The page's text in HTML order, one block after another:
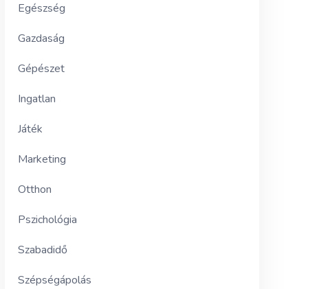
Egészség
Gazdaság
Gépészet
Ingatlan
Játék
Marketing
Otthon
Pszichológia
Szabadidő
Szépségápolás